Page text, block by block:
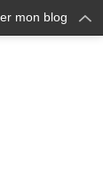
mon blog